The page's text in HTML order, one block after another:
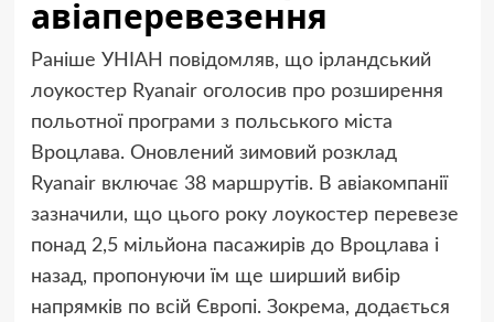
авіаперевезення
Раніше УНІАН повідомляв, що ірландський
лоукостер Ryanair оголосив про розширення
польотної програми з польського міста
Вроцлава. Оновлений зимовий розклад
Ryanair включає 38 маршрутів. В авіакомпанії
зазначили, що цього року лоукостер перевезе
понад 2,5 мільйона пасажирів до Вроцлава і
назад, пропонуючи їм ще ширший вибір
напрямків по всій Європі. Зокрема, додається